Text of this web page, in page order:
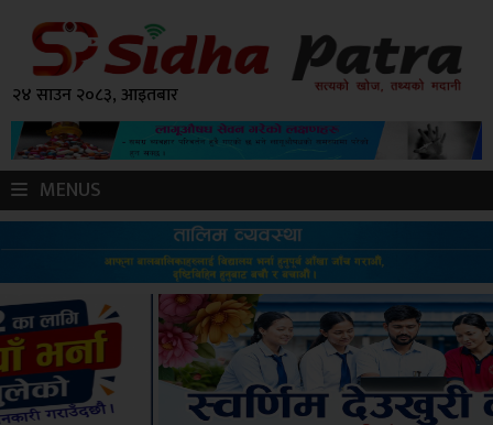
२४ साउन २०८३, आइतबार
MENUS